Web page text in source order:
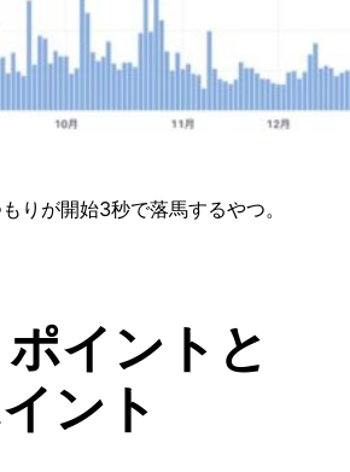
りが開始3秒で落馬するやつ。
イントと
ント